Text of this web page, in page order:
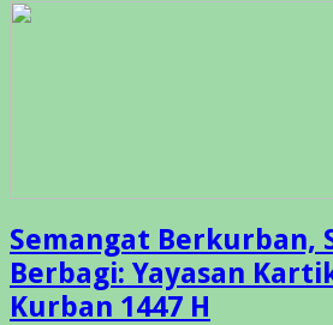
Semangat Berkurban,
Berbagi: Yayasan
Kurban 1447 H